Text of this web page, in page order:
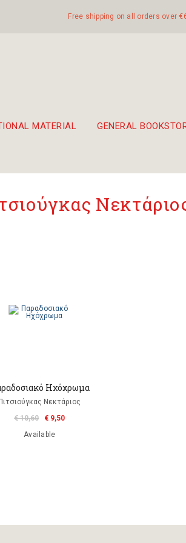
Free shipping on all orders over
MATERIAL GENERAL
Ηχόχρωμα
Πιτσιούγκας Νεκτάριος
€ 10,60
€ 9,50
Available